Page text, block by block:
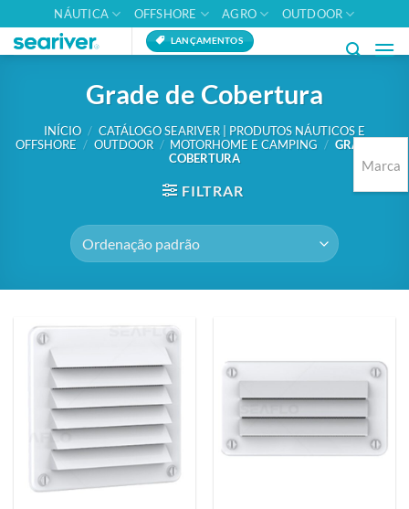
to
content
NÁUTICA OFFSHORE AGRO OUTDOOR
LANÇAMENTOS
Grade de Cobertura
INÍCIO / CATÁLOGO SEARIVER | PRODUTOS NÁUTICOS E
OFFSHORE / OUTDOOR / MOTORHOME E CAMPING / GRADE DE
COBERTURA
FILTRAR
Marca